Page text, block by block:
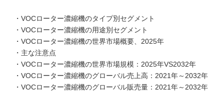
・VOCローター濃縮機のタイプ別セグメント
・VOCローター濃縮機の用途別セグメント
・VOCローター濃縮機の世界市場概要、2025年
・主な注意点
・VOCローター濃縮機の世界市場規模：2025年VS2032年
・VOCローター濃縮機のグローバル売上高：2021年～2032年
・VOCローター濃縮機のグローバル販売量：2021年～2032年